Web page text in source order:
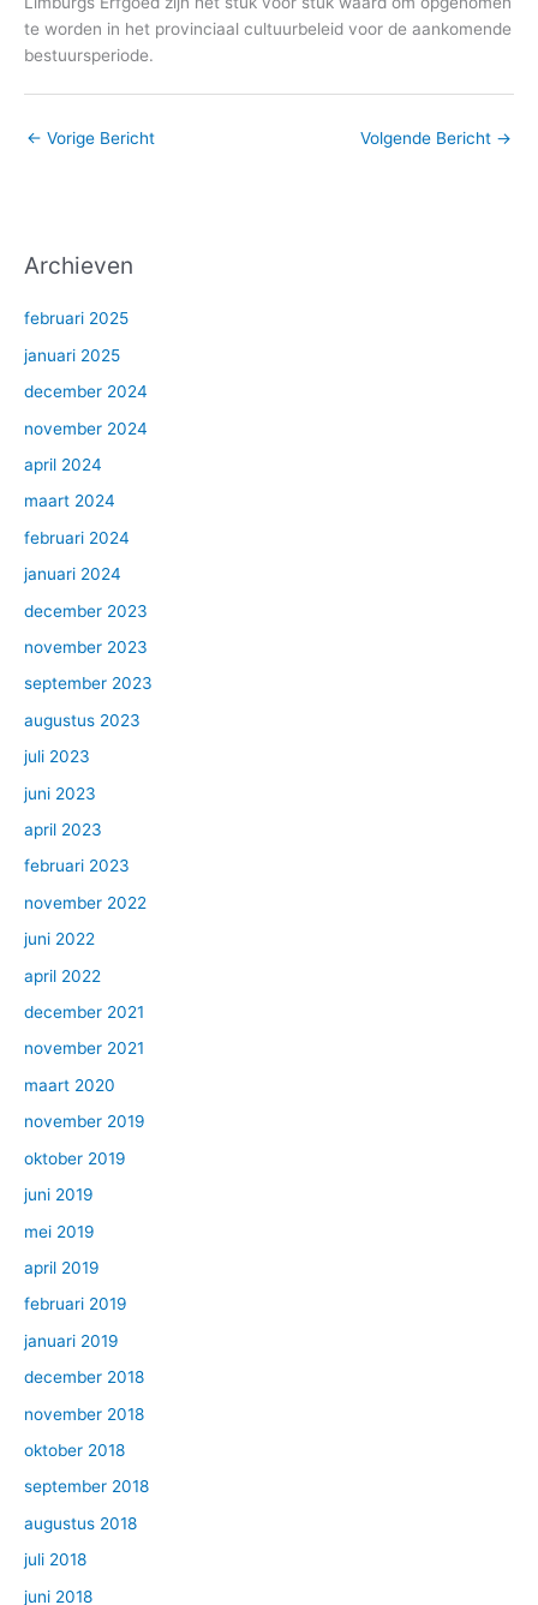
te worden in het provinciaal cultuurbeleid voor de aankomende
bestuursperiode.
← Vorige Bericht Volgende Bericht →
Archieven
februari 2025
januari 2025
december 2024
november 2024
april 2024
maart 2024
februari 2024
januari 2024
december 2023
november 2023
september 2023
augustus 2023
juli 2023
juni 2023
april 2023
februari 2023
november 2022
juni 2022
april 2022
december 2021
november 2021
maart 2020
november 2019
oktober 2019
juni 2019
mei 2019
april 2019
februari 2019
januari 2019
december 2018
november 2018
oktober 2018
september 2018
augustus 2018
juli 2018
juni 2018